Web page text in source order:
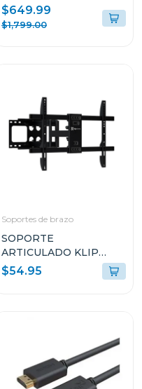
4k hdmi usb 75ua8000
$649.99
$1,799.00
Soportes de brazo
SOPORTE
ARTICULADO KLIP
XTREME PARA
TELEVISOR PLANOS Y
$54.95